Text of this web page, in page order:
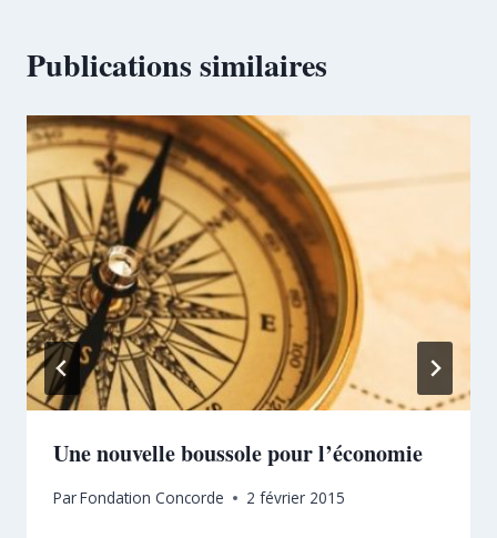
Publications similaires
Une nouvelle boussole pour l’économie
ParFondation Concorde 2 février 2015